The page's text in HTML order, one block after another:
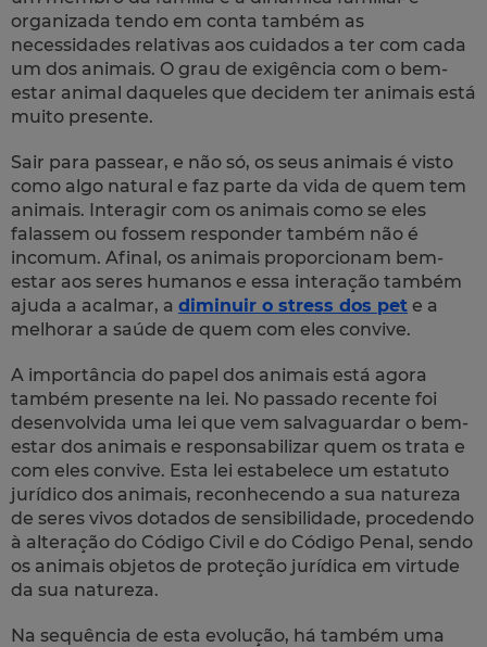
organizada tendo em conta também as
necessidades relativas aos cuidados a ter com cada
um dos animais. O grau de exigência com o bem-
estar animal daqueles que decidem ter animais está
muito presente.
Sair para passear, e não só, os seus animais é visto
como algo natural e faz parte da vida de quem tem
animais. Interagir com os animais como se eles
falassem ou fossem responder também não é
incomum. Afinal, os animais proporcionam bem-
estar aos seres humanos e essa interação também
ajuda a acalmar, a diminuir o stress dos pet e a
melhorar a saúde de quem com eles convive.
A importância do papel dos animais está agora
também presente na lei. No passado recente foi
desenvolvida uma lei que vem salvaguardar o bem-
estar dos animais e responsabilizar quem os trata e
com eles convive. Esta lei estabelece um estatuto
jurídico dos animais, reconhecendo a sua natureza
de seres vivos dotados de sensibilidade, procedendo
à alteração do Código Civil e do Código Penal, sendo
os animais objetos de proteção jurídica em virtude
da sua natureza.
Na sequência de esta evolução, há também uma